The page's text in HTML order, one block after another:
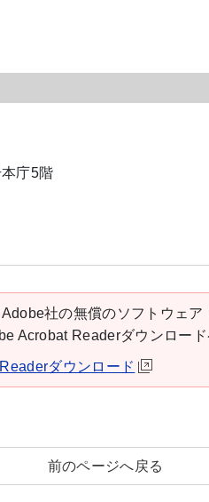
庁5階
社の無償のソフトウェ
Acrobat Readerダウンロード
ダウンロード
前のページへ戻る